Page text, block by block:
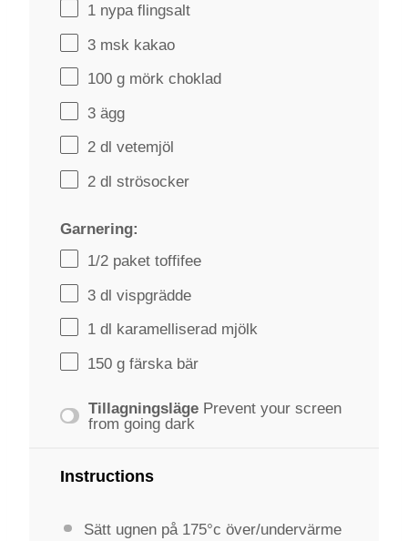
1 nypa flingsalt
3 msk kakao
100 g mörk choklad
3 ägg
2 dl vetemjöl
2 dl strösocker
Garnering:
1/2 paket toffifee
3 dl vispgrädde
1 dl karamelliserad mjölk
150 g färska bär
Tillagningsläge Prevent your screen
from going dark
Instructions
Sätt ugnen på 175°c över/undervärme